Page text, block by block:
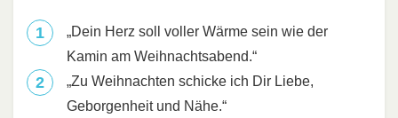
„Dein Herz soll voller Wärme sein wie der
Kamin am Weihnachtsabend.“
„Zu Weihnachten schicke ich Dir Liebe,
Geborgenheit und Nähe.“